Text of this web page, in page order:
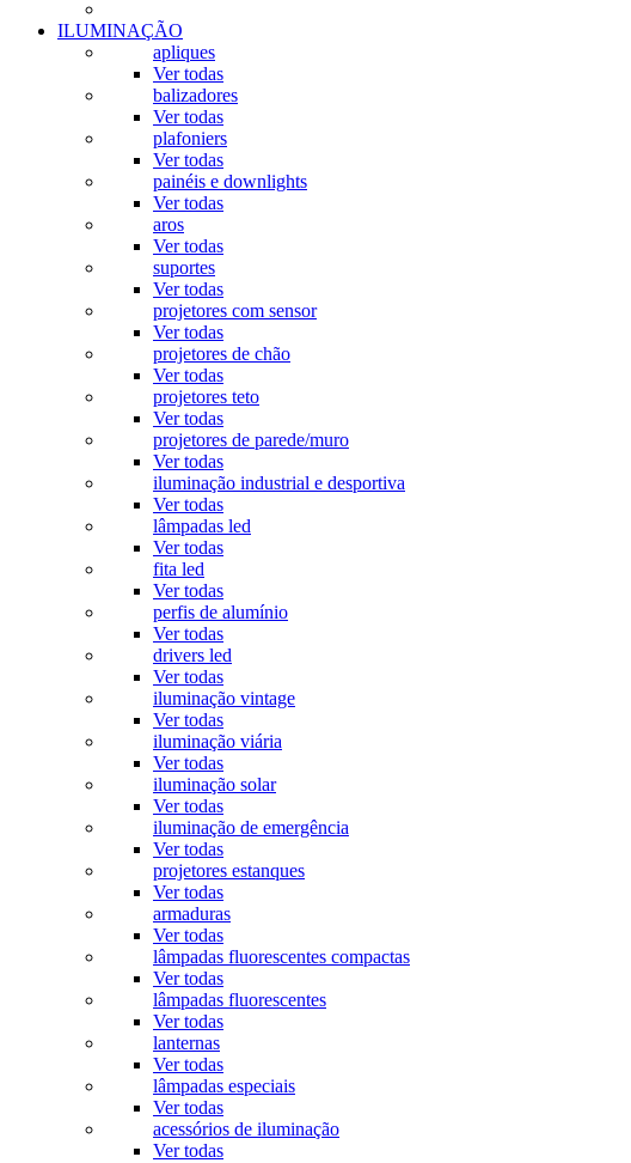
ILUMINAÇÃO
apliques
Ver todas
balizadores
Ver todas
plafoniers
Ver todas
painéis e downlights
Ver todas
aros
Ver todas
suportes
Ver todas
projetores com sensor
Ver todas
projetores de chão
Ver todas
projetores teto
Ver todas
projetores de parede/muro
Ver todas
iluminação industrial e desportiva
Ver todas
lâmpadas led
Ver todas
fita led
Ver todas
perfis de alumínio
Ver todas
drivers led
Ver todas
iluminação vintage
Ver todas
iluminação viária
Ver todas
iluminação solar
Ver todas
iluminação de emergência
Ver todas
projetores estanques
Ver todas
armaduras
Ver todas
lâmpadas fluorescentes compactas
Ver todas
lâmpadas fluorescentes
Ver todas
lanternas
Ver todas
lâmpadas especiais
Ver todas
acessórios de iluminação
Ver todas